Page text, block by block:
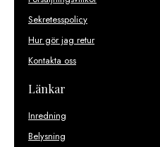
Sekretesspolicy
Hur gör jag retur
Kontakta oss
Länkar
Inredning
Belysning